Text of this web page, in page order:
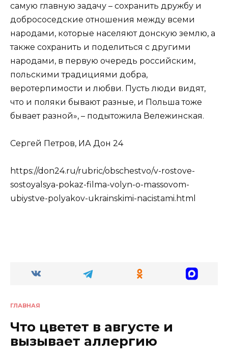
самую главную задачу – сохранить дружбу и
добрососедские отношения между всеми
народами, которые населяют донскую землю, а
также сохранить и поделиться с другими
народами, в первую очередь российским,
польскими традициями добра,
веротерпимости и любви. Пусть люди видят,
что и поляки бывают разные, и Польша тоже
бывает разной», – подытожила Вележинская.
Сергей Петров, ИА Дон 24
https://don24.ru/rubric/obschestvo/v-rostove-
sostoyalsya-pokaz-filma-volyn-o-massovom-
ubiystve-polyakov-ukrainskimi-nacistami.html
ГЛАВНАЯ
Что цветет в августе и
вызывает аллергию